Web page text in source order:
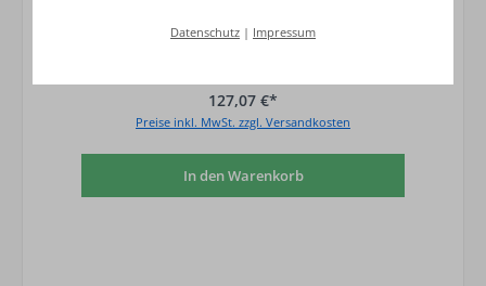
Dach 650mm - DN 80/12
127,07 €*
Preise inkl. MwSt. zzgl. Versandkosten
In den Warenkorb
Datenschutz | Impressum